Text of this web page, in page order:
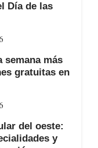
Día de las
semana más
gratuitas en
del oeste:
y